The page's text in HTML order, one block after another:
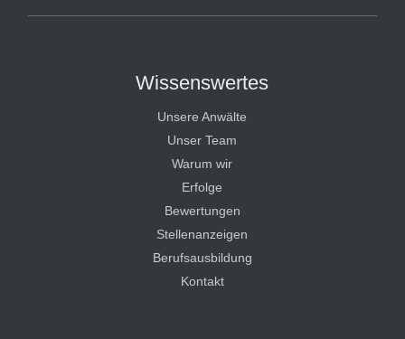
Wissenswertes
Unsere Anwälte
Unser Team
Warum wir
Erfolge
Bewertungen
Stellenanzeigen
Berufsausbildung
Kontakt